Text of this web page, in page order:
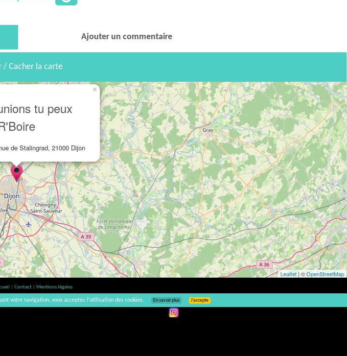
Ajouter un commentaire
/ Cacher la carte
tu peux
de Stalingrad, 21000 Dijon
×
Leaflet | ©OpenStreetMap
Contact
Mentions légales
à consommer avec modération. | vinsnaturels | v3.12
votre navigation, vous acceptez l’utilisation des cookies. En savoir plus J’accepte